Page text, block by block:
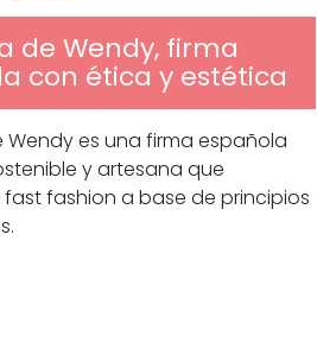
de Wendy, firma
con ética y estética
Wendy es una firma española
y artesana que
fashion a base de principios
los bálsamos de CBD
se han convertido en
los productos de
más buscados